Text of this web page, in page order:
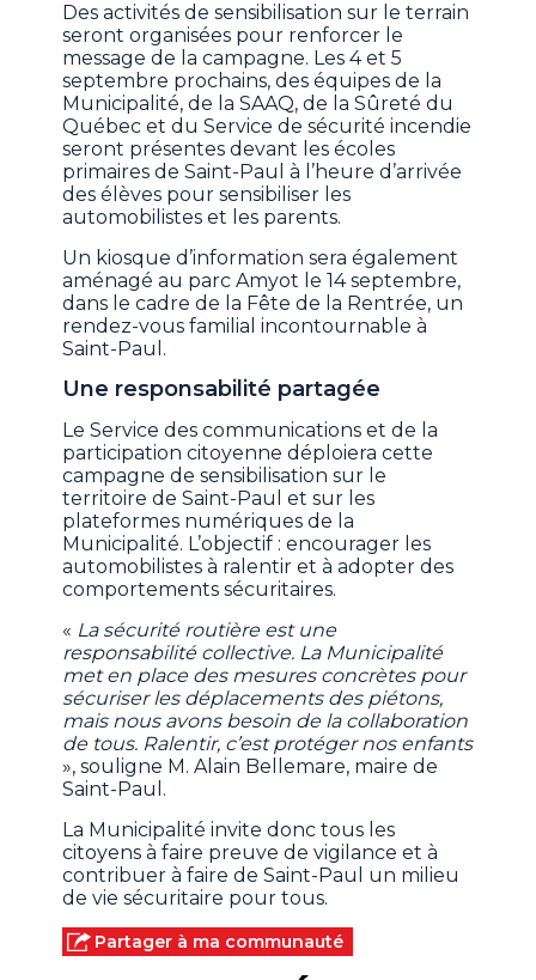
Des activités de sensibilisation sur le terrain
seront organisées pour renforcer le
message de la campagne. Les 4 et 5
septembre prochains, des équipes de la
Municipalité, de la SAAQ, de la Sûreté du
Québec et du Service de sécurité incendie
seront présentes devant les écoles
primaires de Saint-Paul à l’heure d’arrivée
des élèves pour sensibiliser les
automobilistes et les parents.
Un kiosque d’information sera également
aménagé au parc Amyot le 14 septembre,
dans le cadre de la Fête de la Rentrée, un
rendez-vous familial incontournable à
Saint-Paul.
Une responsabilité partagée
Le Service des communications et de la
participation citoyenne déploiera cette
campagne de sensibilisation sur le
territoire de Saint-Paul et sur les
plateformes numériques de la
Municipalité. L’objectif : encourager les
automobilistes à ralentir et à adopter des
comportements sécuritaires.
« La sécurité routière est une
responsabilité collective. La Municipalité
met en place des mesures concrètes pour
sécuriser les déplacements des piétons,
mais nous avons besoin de la collaboration
de tous. Ralentir, c’est protéger nos enfants
», souligne M. Alain Bellemare, maire de
Saint-Paul.
La Municipalité invite donc tous les
citoyens à faire preuve de vigilance et à
contribuer à faire de Saint-Paul un milieu
de vie sécuritaire pour tous.
Partager à ma communauté